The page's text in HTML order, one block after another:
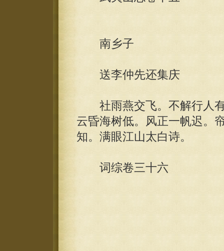
南乡子
送李仲先还集庆
社雨燕交飞。不解行人有
云昏海树低。风正一帆迟。
知。满眼江山太白诗。
词综卷三十六